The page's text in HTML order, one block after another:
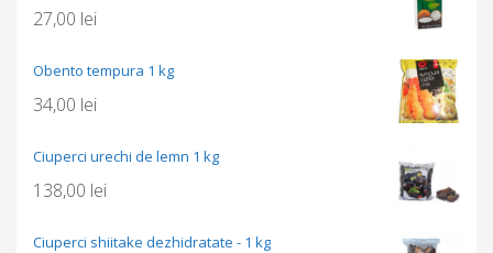
27,00 lei
Obento tempura 1 kg
34,00 lei
Ciuperci urechi de lemn 1 kg
138,00 lei
Ciuperci shiitake dezhidratate - 1 kg